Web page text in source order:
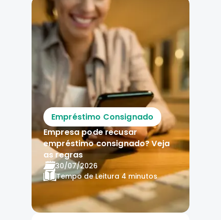
Empréstimo Consignado
Empresa pode recusar
empréstimo consignado? Veja
as regras
30/07/2026
Tempo de Leitura 4 minutos